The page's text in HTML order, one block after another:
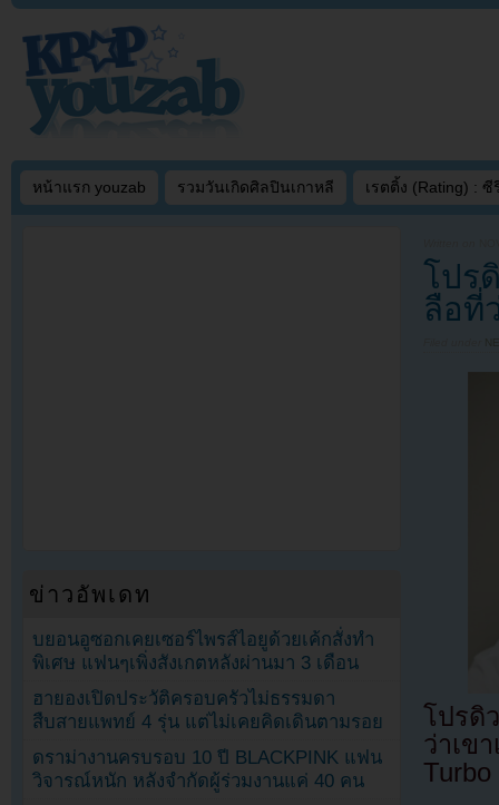
หน้าแรก youzab รวมวันเกิดศิลปินเกาหลี เรตติ้ง (Rating) : ซี
โปร
ลือที่
โปรดิ
ว่าเข
Turbo
ข่าวอัพเดท
บยอนอูซอกเคยเซอร์ไพรส์ไอยูด้วยเค้กสั่งทำ
พิเศษ แฟนๆเพิ่งสังเกตหลังผ่านมา 3 เดือน
ฮายองเปิดประวัติครอบครัวไม่ธรรมดา
สืบสายแพทย์ 4 รุ่น แต่ไม่เคยคิดเดินตามรอย
ดราม่างานครบรอบ 10 ปี BLACKPINK แฟน
วิจารณ์หนัก หลังจำกัดผู้ร่วมงานแค่ 40 คน